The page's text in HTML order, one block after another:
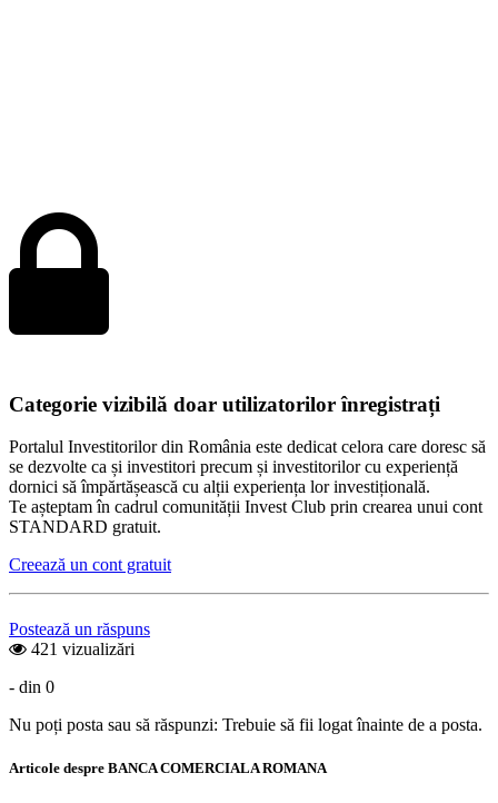
Categorie vizibilă doar utilizatorilor înregistrați
Portalul Investitorilor din România este dedicat celora care doresc să
se dezvolte ca și investitori precum și investitorilor cu experiență
dornici să împărtășească cu alții experiența lor investițională.
Te așteptam în cadrul comunității Invest Club prin crearea unui cont
STANDARD gratuit.
Creează un cont gratuit
Postează un răspuns
421 vizualizări
- din 0
Nu poți posta sau să răspunzi: Trebuie să fii logat înainte de a posta.
Articole despre BANCA COMERCIALA ROMANA